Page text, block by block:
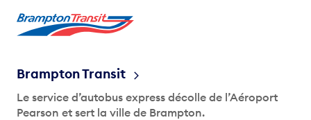
Brampton Transit
Le service d’autobus express décolle de l’Aéroport
Pearson et sert la ville de Brampton.